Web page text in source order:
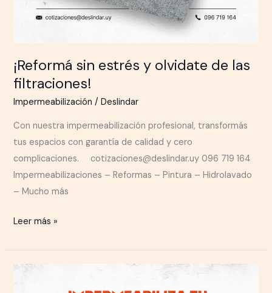
¡Reformá sin estrés y olvidate de las
filtraciones!
Impermeabilización /Deslindar
Con nuestra impermeabilización profesional, transformás
tus espacios con garantía de calidad y cero
complicaciones. ⠀ cotizaciones@deslindar.uy 096 719 164
Impermeabilizaciones – Reformas – Pintura – Hidrolavado
– Mucho más
Leer más »
Impermeabilizá